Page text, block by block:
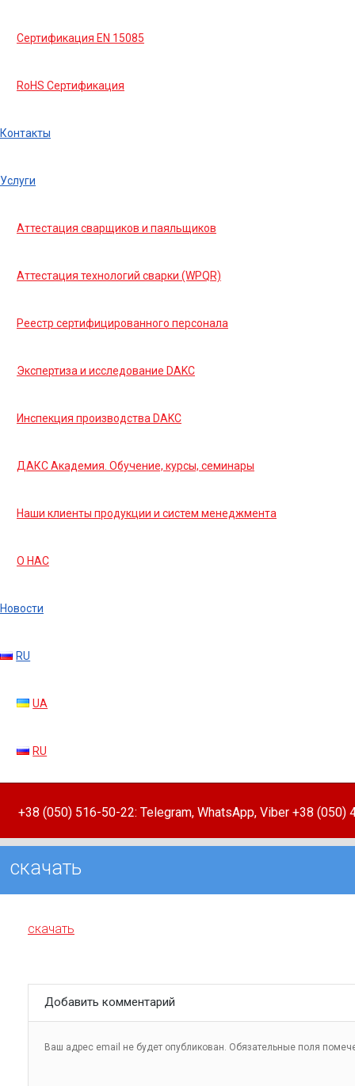
Сертификация EN 15085
RoHS Сертификация
Контакты
Услуги
Аттестация сварщиков и паяльщиков
Аттестация технологий сварки (WPQR)
Реестр сертифицированного персонала
Экспертиза и исследование DAKC
Инспекция производства DAKC
ДАКС Академия. Обучение, курсы, семинары
Наши клиенты продукции и систем менеджмента
О НАС
Новости
RU
UA
RU
+38 (050) 516-50-22: Telegram, WhatsApp, Viber +38 (050)
скачать
скачать
Добавить комментарий
Ваш адрес email не будет опубликован. Обязательные поля